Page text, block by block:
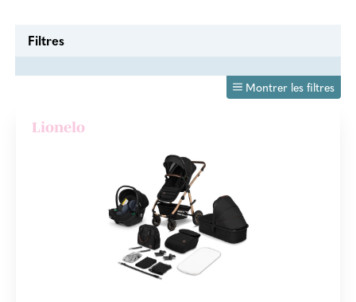
Filtres
Montrer les filtres
Lionelo